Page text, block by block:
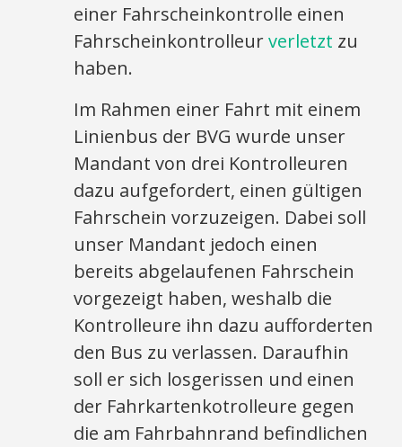
einer Fahrscheinkontrolle einen
Fahrscheinkontrolleurverletzt zu
haben.
Im Rahmen einer Fahrt mit einem
Linienbus der BVG wurde unser
Mandant von drei Kontrolleuren
dazu aufgefordert, einen gültigen
Fahrschein vorzuzeigen. Dabei soll
unser Mandant jedoch einen
bereits abgelaufenen Fahrschein
vorgezeigt haben, weshalb die
Kontrolleure ihn dazu aufforderten
den Bus zu verlassen. Daraufhin
soll er sich losgerissen und einen
der Fahrkartenkotrolleure gegen
die am Fahrbahnrand befindlichen